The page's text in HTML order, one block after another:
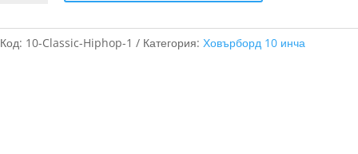
инча
Код: 10-Classic-Hiphop-1 Категория: Ховърборд 10 инча